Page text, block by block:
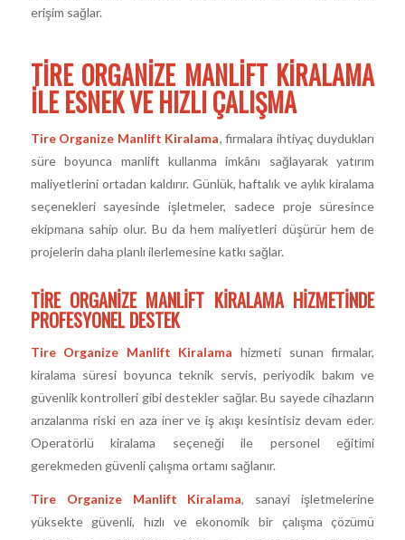
erişim sağlar.
TIRE ORGANIZE MANLIFT KIRALAMA
ILE ESNEK VE HIZLI ÇALIŞMA
Tire Organize Manlift Kiralama, firmalara ihtiyaç duydukları
süre boyunca manlift kullanma imkânı sağlayarak yatırım
maliyetlerini ortadan kaldırır. Günlük, haftalık ve aylık kiralama
seçenekleri sayesinde işletmeler, sadece proje süresince
ekipmana sahip olur. Bu da hem maliyetleri düşürür hem de
projelerin daha planlı ilerlemesine katkı sağlar.
TIRE ORGANIZE MANLIFT KIRALAMA HIZMETINDE
PROFESYONEL DESTEK
Tire Organize Manlift Kiralama hizmeti sunan firmalar,
kiralama süresi boyunca teknik servis, periyodik bakım ve
güvenlik kontrolleri gibi destekler sağlar. Bu sayede cihazların
arızalanma riski en aza iner ve iş akışı kesintisiz devam eder.
Operatörlü kiralama seçeneği ile personel eğitimi
gerekmeden güvenli çalışma ortamı sağlanır.
Tire Organize Manlift Kiralama, sanayi işletmelerine
yüksekte güvenli, hızlı ve ekonomik bir çalışma çözümü